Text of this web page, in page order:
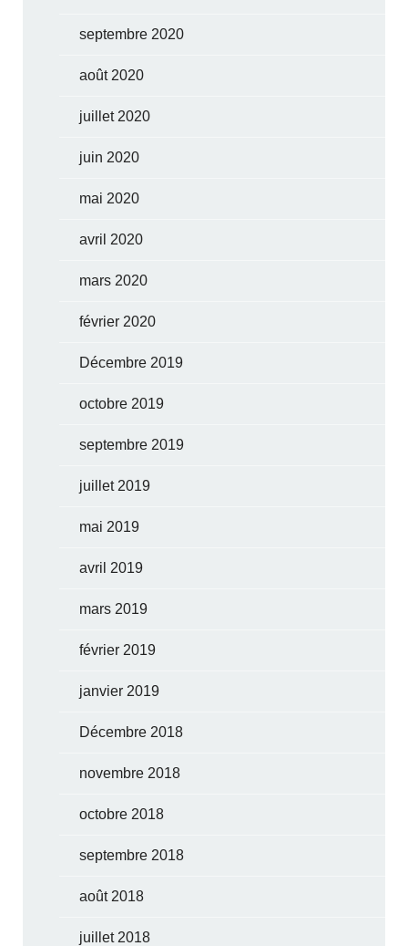
septembre 2020
août 2020
juillet 2020
juin 2020
mai 2020
avril 2020
mars 2020
février 2020
Décembre 2019
octobre 2019
septembre 2019
juillet 2019
mai 2019
avril 2019
mars 2019
février 2019
janvier 2019
Décembre 2018
novembre 2018
octobre 2018
septembre 2018
août 2018
juillet 2018